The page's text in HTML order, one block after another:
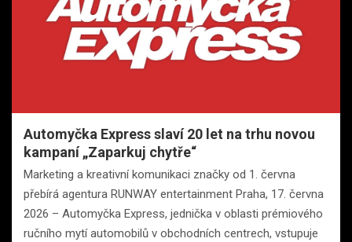
Automyčka Express slaví 20 let na trhu novou
kampaní „Zaparkuj chytře“
Marketing a kreativní komunikaci značky od 1. června
přebírá agentura RUNWAY entertainment Praha, 17. června
2026 – Automyčka Express, jednička v oblasti prémiového
ručního mytí automobilů v obchodních centrech, vstupuje